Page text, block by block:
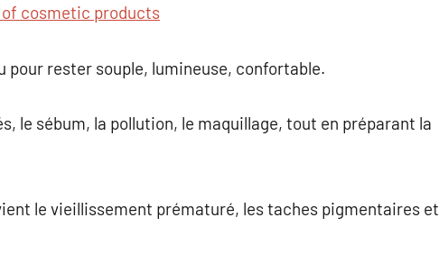
cosmetic products
pour rester souple, lumineuse, confortable.
le sébum, la pollution, le maquillage, tout en préparant la
le vieillissement prématuré, les taches pigmentaires et